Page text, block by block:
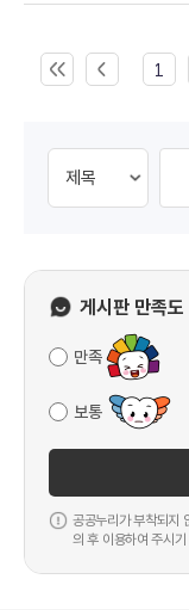
1
게시판 만족도
만족
보통
공공누리가 부착되지
의 후 이용하여 주시